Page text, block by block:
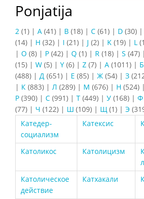
Ponjatija
2 (1) | A (41) | B (18) | C (61) | D (30) |
(14) | H (32) | I (21) | J (2) | K (19) | L
| O (8) | P (42) | Q (1) | R (18) | S (47) |
(15) | W (5) | Y (6) | Z (7) | А (1011) | Б
(488) | Д (651) | Е (85) | Ж (54) | З
| К (883) | Л (289) | М (676) | Н (524) |
Р (390) | С (991) | Т (449) | У (168) | Ф
(77) | Ч (122) | Ш (109) | Щ (1) | Э
Катедер-
социализм
Катексис
Католикос
Католицизм
Католическое
действие
Катхакали